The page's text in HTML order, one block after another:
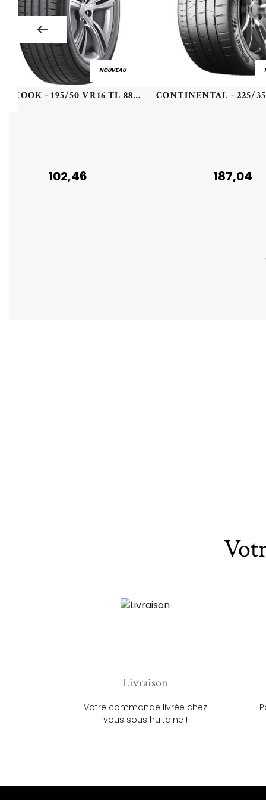
NOUVEAU
HANKOOK - 195/50 VR16 TL 88V HA K135 VEN PRIME 4 XL - 1955016 - CAA
102,46 187,04
Livraison
Votre commande livrée chez
vous sous huitaine !